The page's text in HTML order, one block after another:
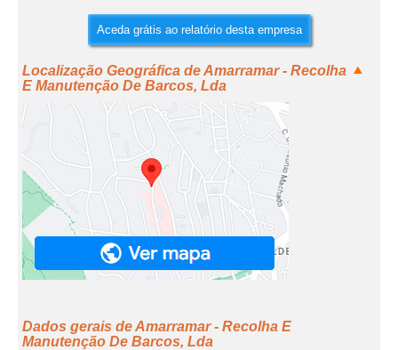
Aceda grátis ao relatório desta empresa
Localização Geográfica de Amarramar - Recolha
E Manutenção De Barcos, Lda
Dados gerais de Amarramar - Recolha E
Manutenção De Barcos, Lda